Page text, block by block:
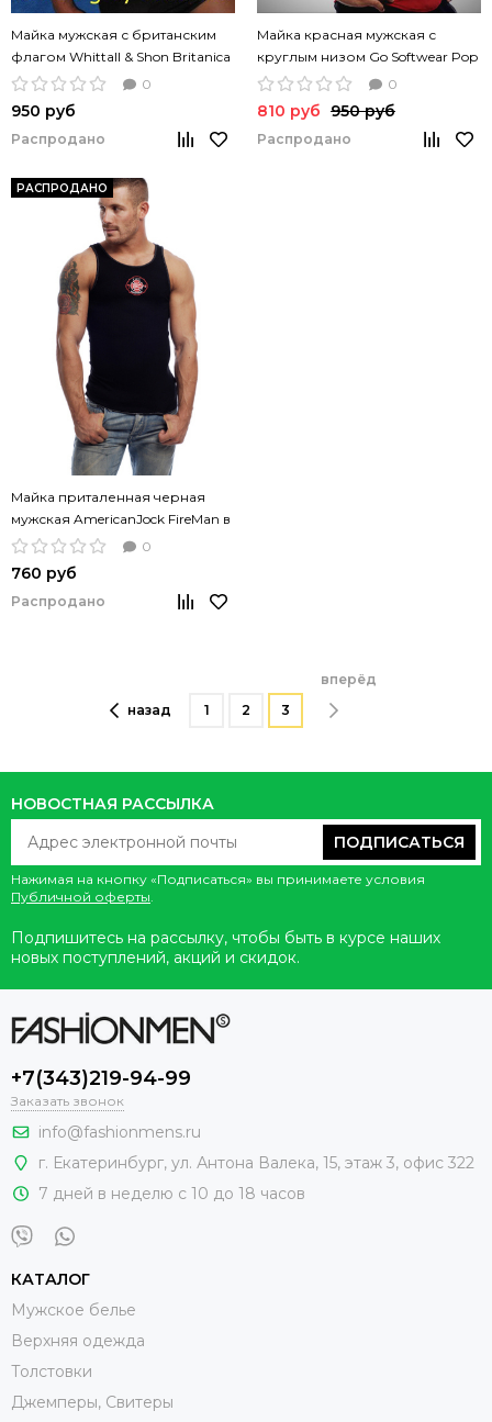
Майка мужская с британским
флагом Whittall & Shon Britanica
серая
0
950 руб
Распродано
Майка красная мужская с
круглым низом Go Softwear Pop
Scoop
0
810 руб 950 руб
Распродано
РАСПРОДАНО
Майка приталенная черная
мужская AmericanJock FireMan в
стиле пожарный
0
760 руб
Распродано
назад 1 2 3
вперёд
НОВОСТНАЯ РАССЫЛКА
ПОДПИСАТЬСЯ
Нажимая на кнопку «Подписаться» вы принимаете условия
Публичной оферты.
Подпишитесь на рассылку, чтобы быть в курсе наших
новых поступлений, акций и скидок.
+7(343)219-94-99
Заказать звонок
info@fashionmens.ru
г. Екатеринбург, ул. Антона Валека, 15, этаж 3, офис 322
7 дней в неделю с 10 до 18 часов
КАТАЛОГ
Мужское белье
Верхняя одежда
Толстовки
Джемперы, Свитеры